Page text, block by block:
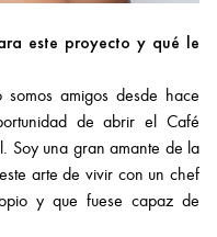
este proyecto y qué le
somos amigos desde hace
de abrir el Café
Soy una gran amante de la
arte de vivir con un chef
y que fuese capaz de